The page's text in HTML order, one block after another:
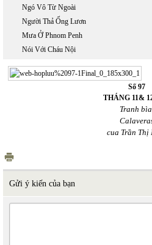
Ngó Vô Từ Ngoài
Người Thả Ống Lươn
Mưa Ở Phnom Penh
Nói Với Cháu Nội
Số 97
THÁNG 11&
Tranh
cua Trần Thị
Gửi ý kiến của bạn